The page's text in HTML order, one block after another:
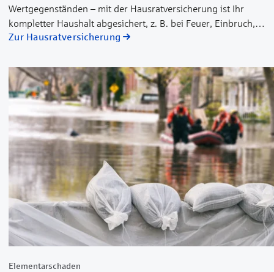
Wertgegenständen – mit der Hausratversicherung ist Ihr
kompletter Haushalt abgesichert, z. B. bei Feuer, Einbruch,
Beraubung, Vandalismus bei Einbruch, Leitungswasser und
Sie Ihren Versicherungsschutz durch unterschiedliche
Leistungspakete ganz nach Ihren Bedürfnissen gestalten und
individuell erweitern, z. B. um Fahrraddiebstahl oder
Glasbruch.
Zur Hausratversicherung
Elementarschaden